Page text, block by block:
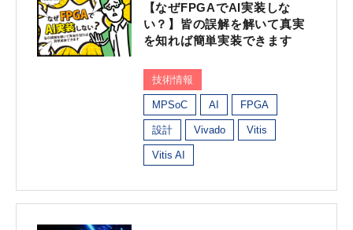
【なぜFPGAでAI実装しな
い？】皆の誤解を解いて真実
を知れば簡単実装できます
技術情報
MPSoC AI FPGA
設計 Vivado Vitis
Vitis AI